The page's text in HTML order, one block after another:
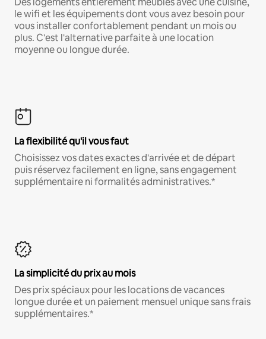
le wifi et les équipements dont vous avez besoin pour
vous installer confortablement pendant un mois ou
plus. C'est l'alternative parfaite à une location
moyenne ou longue durée.
La flexibilité qu'il vous faut
Choisissez vos dates exactes d'arrivée et de départ
puis réservez facilement en ligne, sans engagement
supplémentaire ni formalités administratives.*
La simplicité du prix au mois
Des prix spéciaux pour les locations de vacances
longue durée et un paiement mensuel unique sans frais
supplémentaires.*